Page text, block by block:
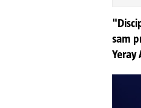
sam
Yeray